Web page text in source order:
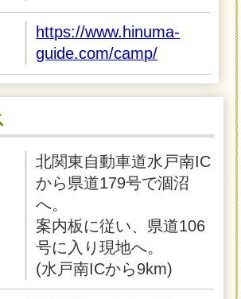
https://www.hinuma-
guide.com/camp/
北関東自動車道水戸南IC
から県道179号で涸沼
へ。
案内板に従い、県道106
号に入り現地へ。
(水戸南ICから9km)